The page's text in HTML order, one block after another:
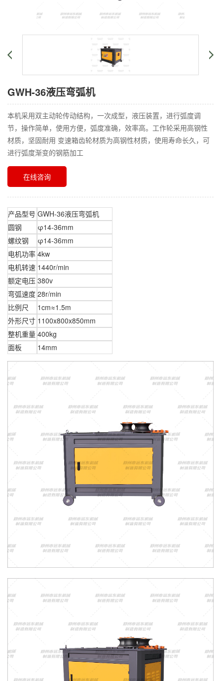
GWH-36液压弯弧机
本机采用双主动轮传动结构，一次成型，液压装置，进行弧度调
节，操作简单，使用方便，弧度准确，效率高。工作轮采用高钢性
材质，坚固耐用 变速箱齿轮材质为高钢性材质，使用寿命长久，可
进行弧度渐变的钢筋加工
在线咨询
产品型号 GWH-36液压弯弧机
圆钢
φ14-36mm
螺纹钢
φ14-36mm
电机功率 4kw
电机转速 1440r/min
额定电压 380v
弯弧速度 28r/min
比例尺
1cm≈1.5m
外形尺寸 1100x800x850mm
整机重量 400kg
面板
14mm